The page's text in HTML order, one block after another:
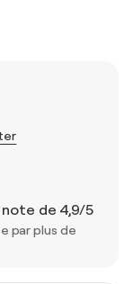
de 4,9/5
par plus de